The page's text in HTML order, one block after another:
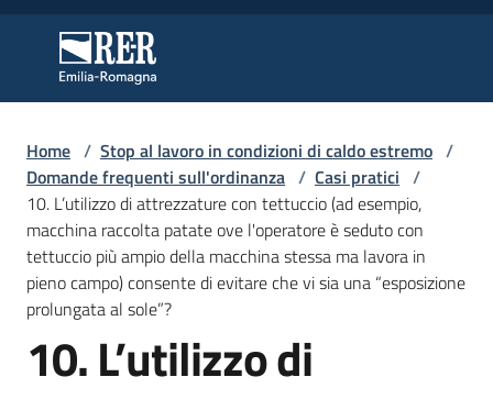
Regione Emilia-Romagna
Regione Emilia-Romagna
Regione
Novità
Servizi
Home / Stop al lavoro in condizioni di caldo estremo /
Domande frequenti sull'ordinanza / Casi pratici /
10. L’utilizzo di attrezzature con tettuccio (ad esempio,
macchina raccolta patate ove l'operatore è seduto con
tettuccio più ampio della macchina stessa ma lavora in
pieno campo) consente di evitare che vi sia una “esposizione
prolungata al sole”?
Salta al contenuto
10. L’utilizzo di